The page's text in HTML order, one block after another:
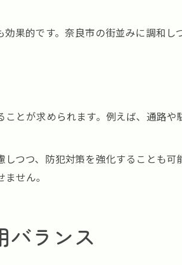
の補助金活用で防犯性を高める
の補助金申請で得するポイント
果的です。奈良市の街並みに調和
とが求められます。例えば、通路
つつ、防犯対策を強化することも
せん。
バランス